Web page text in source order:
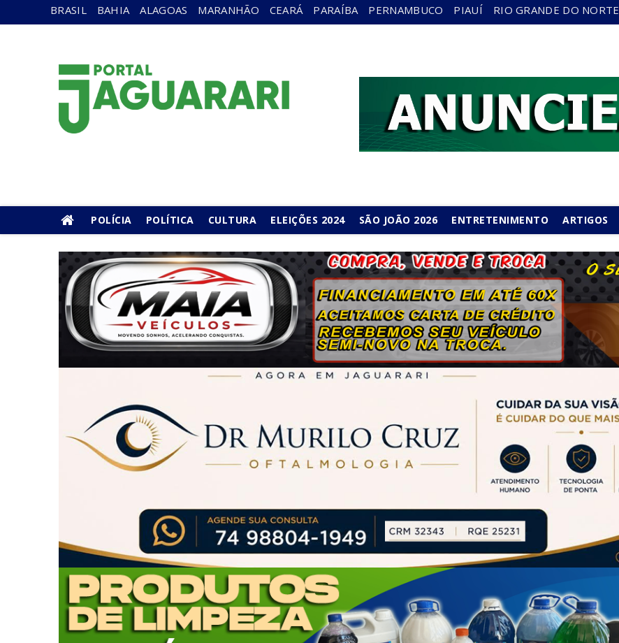
BRASIL BAHIA ALAGOAS MARANHÃO CEARÁ PARAÍBA PERNAMBUCO PIAUÍ RIO GRANDE DO NORTE
POLÍCIA POLÍTICA CULTURA ELEIÇÕES 2024 SÃO JOÃO 2026 ENTRETENIMENTO ARTIGOS